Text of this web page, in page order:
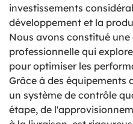
investissements
développement et la
Nous avons constitué une
professionnelle qui
pour optimiser les
Grâce à des équipements
un système de contrôle
étape, de